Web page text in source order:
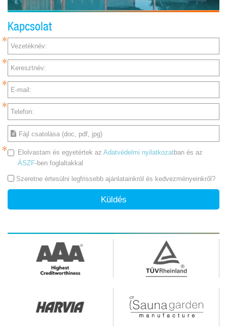
Kapcsolat
Vezetéknév:
Keresztnév:
E-mail:
Telefon:
Fájl csatolása (doc, pdf, jpg)
Elolvastam és egyetértek az Adatvédelmi nyilatkozatban és az
ÁSZF-ben foglaltakkal
Szeretne értesülni legfrissebb ajánlatainkról és kedvezményeinkről?
Küldés